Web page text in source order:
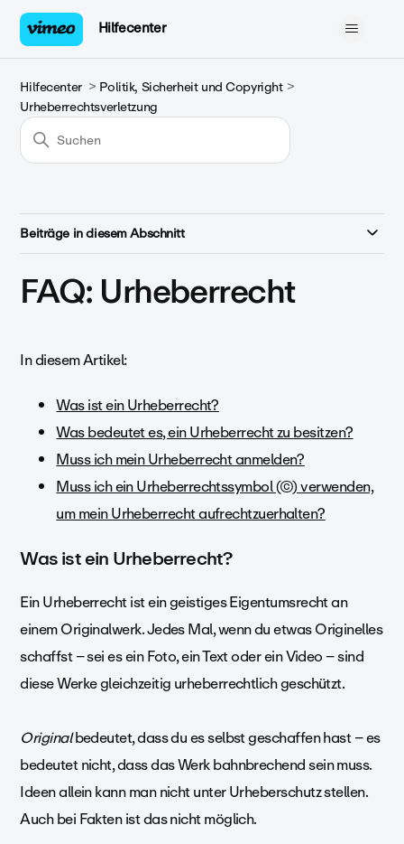
Hilfecenter
Hilfecenter
Politik, Sicherheit und Copyright
Urheberrechtsverletzung
Beiträge in diesem Abschnitt
FAQ: Urheberrecht
In diesem Artikel:
Was ist ein Urheberrecht?
Was bedeutet es, ein Urheberrecht zu besitzen?
Muss ich mein Urheberrecht anmelden?
Muss ich ein Urheberrechtssymbol (©) verwenden,
um mein Urheberrecht aufrechtzuerhalten?
Was ist ein Urheberrecht?
Ein Urheberrecht ist ein geistiges Eigentumsrecht an
einem Originalwerk. Jedes Mal, wenn du etwas Originelles
schaffst – sei es ein Foto, ein Text oder ein Video – sind
diese Werke gleichzeitig urheberrechtlich geschützt.
Originalbedeutet, dass du es selbst geschaffen hast – es
bedeutet nicht, dass das Werk bahnbrechend sein muss.
Ideen allein kann man nicht unter Urheberschutz stellen.
Auch bei Fakten ist das nicht möglich.